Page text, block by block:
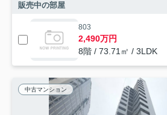
販売中の部屋
803
2,490万円
8階 / 73.71㎡ / 3LDK
中古マンション